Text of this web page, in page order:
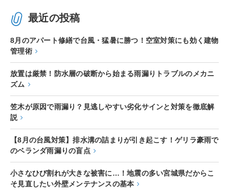
最近の投稿
8月のアパート修繕で台風・猛暑に勝つ！空室対策にも効く建物
管理術
放置は厳禁！防水層の破断から始まる雨漏りトラブルのメカニ
ズム
笠木が原因で雨漏り？見逃しやすい劣化サインと対策を徹底解
説
【8月の台風対策】排水溝の詰まりが引き起こす！ゲリラ豪雨で
のベランダ雨漏りの盲点
小さなひび割れが大きな被害に…！地震の多い宮城県だからこ
そ見直したい外壁メンテナンスの基本